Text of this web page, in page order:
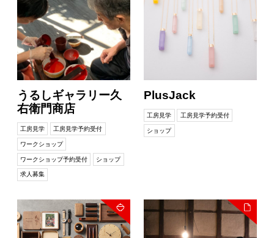
うるしギャラリー久
右衛門商店
工房見学 工房見学予約受付
ワークショップ
ワークショップ予約受付 ショップ
求人募集
PlusJack
工房見学 工房見学予約受付
ショップ